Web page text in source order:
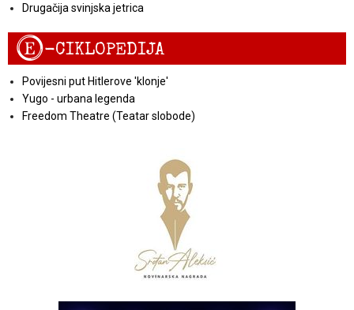
Drugačija svinjska jetrica
E-CIKLOPEDIJA
Povijesni put Hitlerove 'klonje'
Yugo - urbana legenda
Freedom Theatre (Teatar slobode)